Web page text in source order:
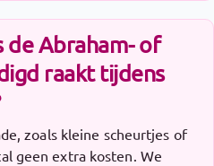
de Abraham- of
raakt tijdens
zoals kleine scheurtjes of
geen extra kosten. We